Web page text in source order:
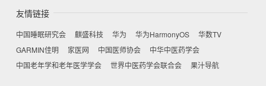
友情链接
中国睡眠研究会 麒盛科技 华为 华为HarmonyOS
华数TV
GARMIN佳明
家医网 中国医师协会
中华中医药学会
中国老年学和老年医学学会
世界中医药学会联合会 果汁导航